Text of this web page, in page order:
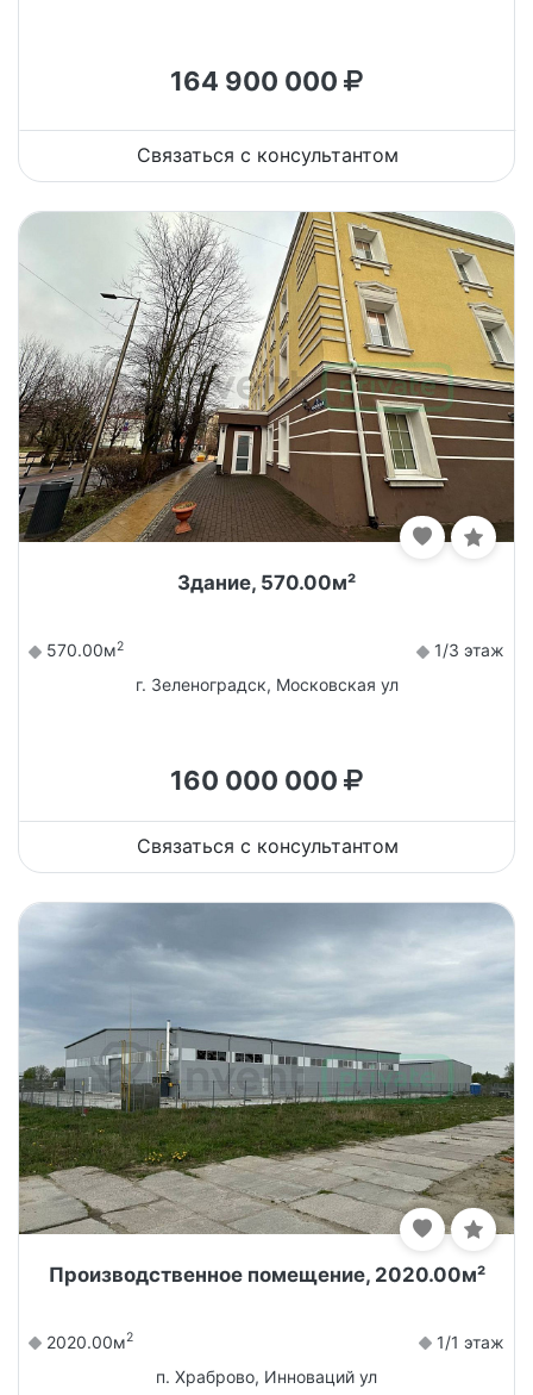
164 900 000
Связаться с консультантом
Здание, 570.00м²
570.00м2
1/3 этаж
г. Зеленоградск, Московская ул
160 000 000
Связаться с консультантом
Производственное помещение, 2020.00м²
2020.00м2
1/1 этаж
п. Храброво, Инноваций ул